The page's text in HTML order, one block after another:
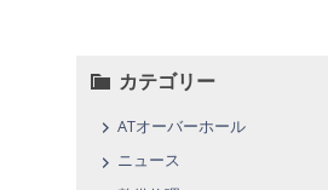
カテゴリー
ATオーバーホール
ニュース